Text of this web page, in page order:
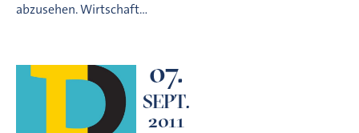
abzusehen. Wirtschaft…
07.
SEPT.
2011